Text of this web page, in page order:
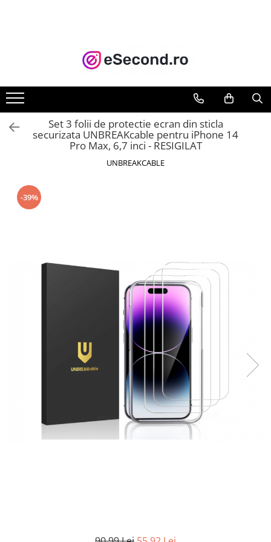
Accesorii Auto
Anvelope & Jante
Covorase auto
Echipamente pentru Atelier
Electronice Auto
Intretinere & Cosmetica auto
Reparatii si echipamente auto
Trotinete electrice
Bucatarie & Servire
Kit-uri automatizari porti si usi
Mobila Living & Dining
Set 3 folii de protectie ecran din sticla
securizata UNBREAKcable pentru iPhone 14
Pro Max, 6,7 inci - RESIGILAT
UNBREAKCABLE
-39%